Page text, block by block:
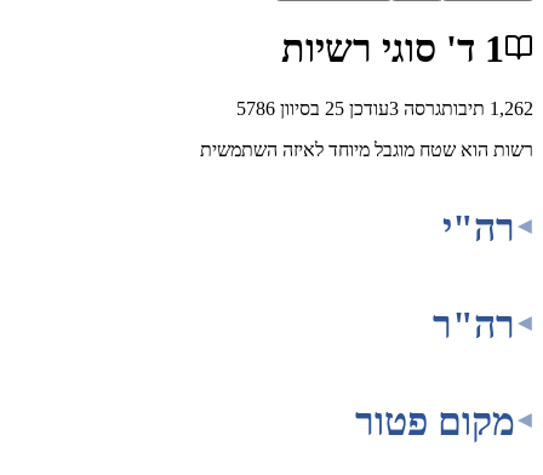
גרסה 3עודכן 25 בסיוון 5786
שטח מוגבל מיוחד לאיזה השתמשית
פטור